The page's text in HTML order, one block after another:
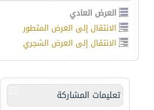
العرض العادي
الانتقال إلى العرض المتطور
الانتقال إلى العرض الشجري
تعليمات المشاركة